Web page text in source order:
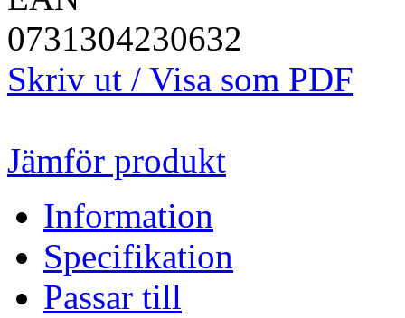
0731304230632
Skriv ut / Visa som PDF
Jämför produkt
Information
Specifikation
Passar till